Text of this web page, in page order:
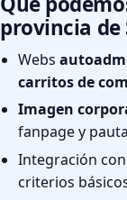
provincia de
Webs
carritos de
Imagen
fanpage y
Integración con
criterios